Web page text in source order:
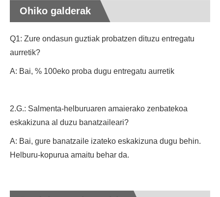
Ohiko galderak
Q1: Zure ondasun guztiak probatzen dituzu entregatu
aurretik?
A: Bai, % 100eko proba dugu entregatu aurretik
2.G.: Salmenta-helburuaren amaierako zenbatekoa
eskakizuna al duzu banatzaileari?
A: Bai, gure banatzaile izateko eskakizuna dugu behin.
Helburu-kopurua amaitu behar da.